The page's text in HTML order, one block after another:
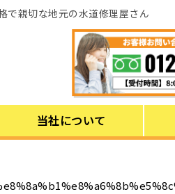
で親切な地元の水道修理屋さん
当社について